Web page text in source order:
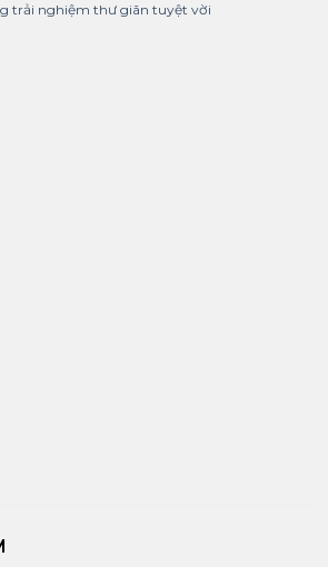
trải nghiệm thư giãn tuyệt vời